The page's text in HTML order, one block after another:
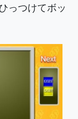
っつけてボッ